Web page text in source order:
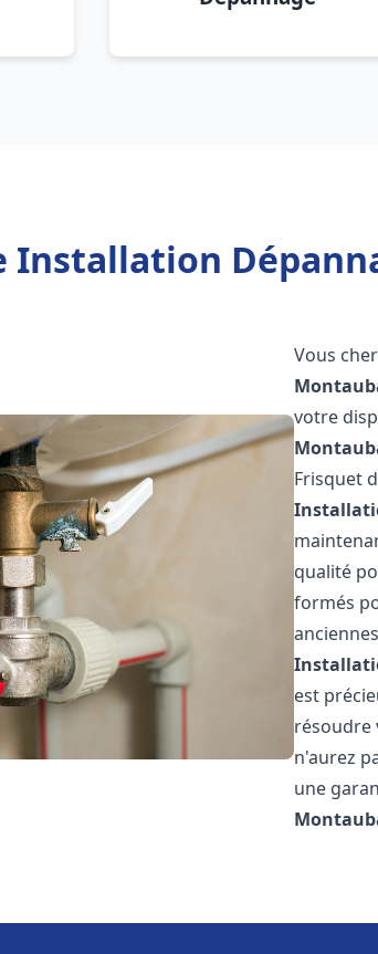
Installation
Vous
votre
Frisquet
qualité
formés
est
résoudre
n'aurez
une